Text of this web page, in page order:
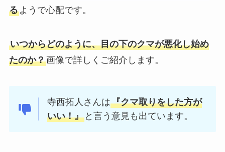
るようで心配です。
いつからどのように、目の下のクマが悪化し始め
たのか？画像で詳しくご紹介します。
寺西拓人さんは『クマ取りをした方が
いい！』 と言う意見も出ています。